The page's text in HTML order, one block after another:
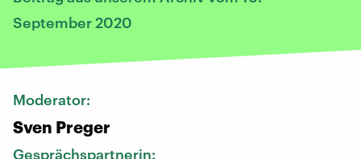
September 2020
Moderator:
Sven Preger
Gesprächspartnerin: